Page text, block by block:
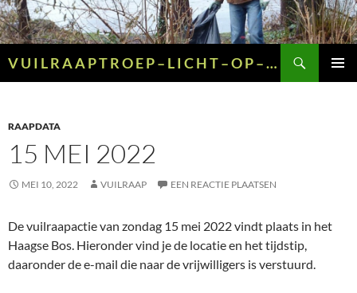
Ga
naar
de
inhoud
V U I L R A A P T R O E P – L I C H T – O P – G R O E N – E N – G E E L
RAAPDATA
15 MEI 2022
MEI 10, 2022 VUILRAAP EEN REACTIE PLAATSEN
De vuilraapactie van zondag 15 mei 2022 vindt plaats in het
Haagse Bos. Hieronder vind je de locatie en het tijdstip,
daaronder de e-mail die naar de vrijwilligers is verstuurd.